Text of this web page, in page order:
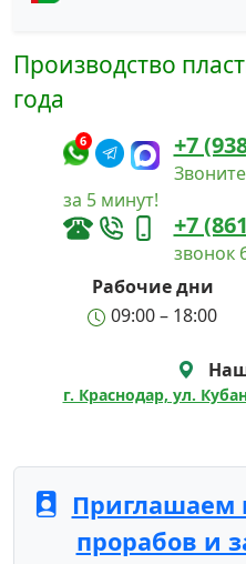
Производство
года
6 +7
за 5 минут!
+7
звонок
Рабочие дни
09:00 – 18:00
г. Краснодар, ул.
Приглашаем
прорабов и